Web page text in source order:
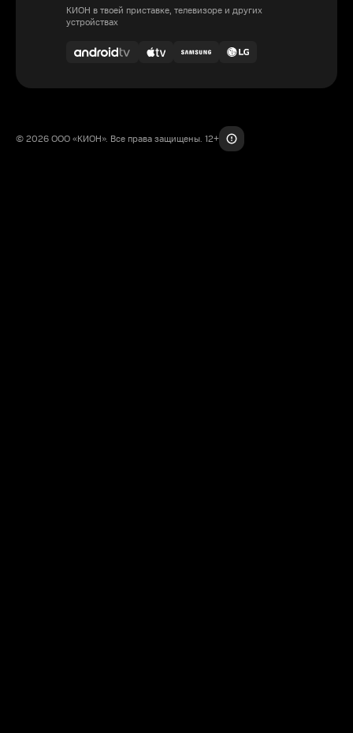
КИОН в твоей приставке, телевизоре и других
устройствах
© 2026 ООО «КИОН». Все права защищены. 12+